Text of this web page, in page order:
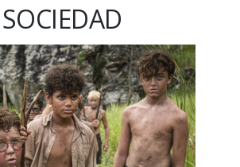
SOCIEDAD